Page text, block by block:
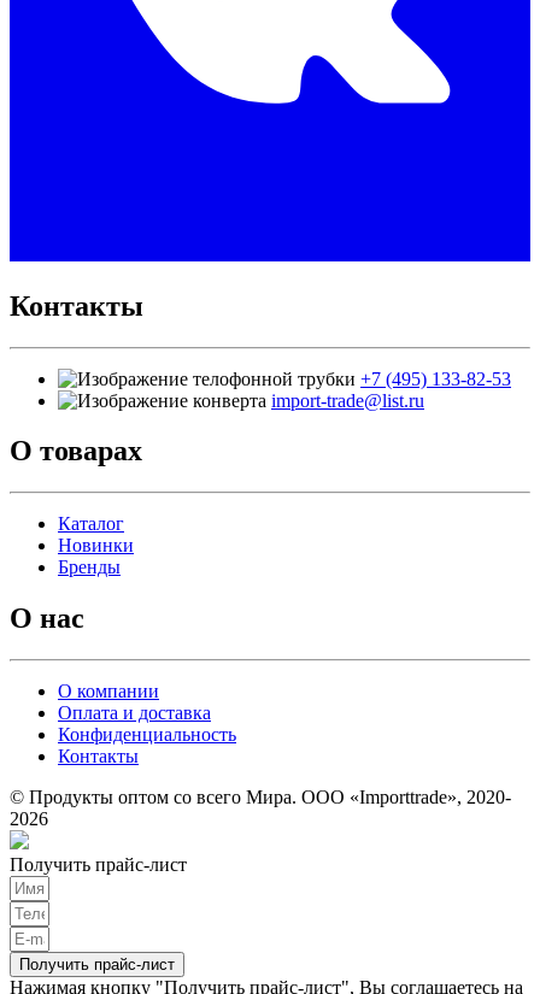
Контакты
+7 (495) 133-82-53
import-trade@list.ru
О товарах
Каталог
Новинки
Бренды
О нас
О компании
Оплата и доставка
Конфиденциальность
Контакты
© Продукты оптом со всего Мира. ООО «Importtrade», 2020-
2026
Получить прайс-лист
Получить прайс-лист
Нажимая кнопку "Получить прайс-лист", Вы соглашаетесь на